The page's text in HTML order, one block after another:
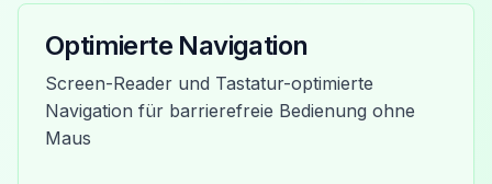
Optimierte Navigation
Screen-Reader und Tastatur-optimierte
Navigation für barrierefreie Bedienung ohne
Maus